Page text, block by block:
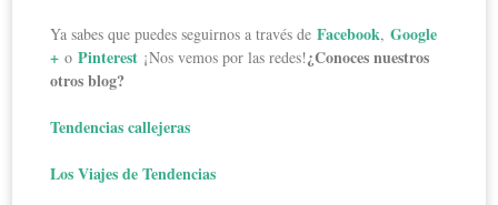
Ya sabes que puedes seguirnos a través deFacebook,Google
+ oPinterest ¡Nos vemos por las redes!¿Conoces nuestros
otros blog?
Tendencias callejeras
Los Viajes de Tendencias